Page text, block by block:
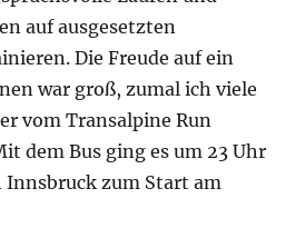
startete das Rennen bei
und es ging von Anfang
den Straßen mit
die Stadt in Richtung Berg
die Strecke
Natters und die Mutterer
durch den Wald den